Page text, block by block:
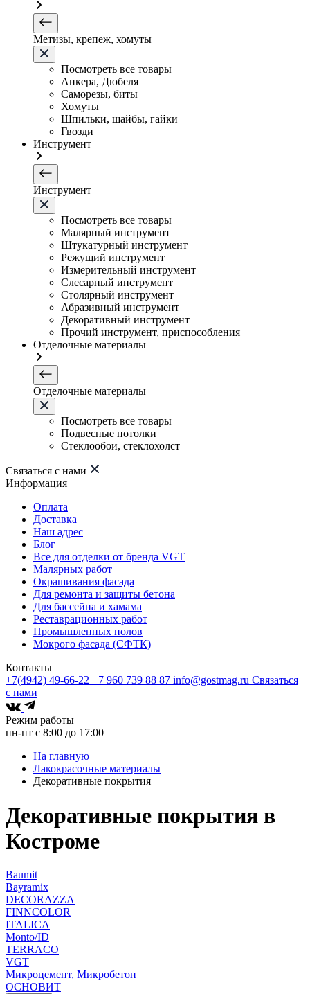
Метизы, крепеж, хомуты
Посмотреть все товары
Анкера, Дюбеля
Саморезы, биты
Хомуты
Шпильки, шайбы, гайки
Гвозди
Инструмент
Инструмент
Посмотреть все товары
Малярный инструмент
Штукатурный инструмент
Режущий инструмент
Измерительный инструмент
Слесарный инструмент
Столярный инструмент
Абразивный инструмент
Декоративный инструмент
Прочий инструмент, приспособления
Отделочные материалы
Отделочные материалы
Посмотреть все товары
Подвесные потолки
Стеклообои, стеклохолст
Связаться с нами
Информация
Оплата
Доставка
Наш адрес
Блог
Все для отделки от бренда VGT
Малярных работ
Окрашивания фасада
Для ремонта и защиты бетона
Для бассейна и хамама
Реставрационных работ
Промышленных полов
Мокрого фасада (СФТК)
Контакты
+7(4942) 49-66-22 +7 960 739 88 87 info@gostmag.ru Связаться
с нами
Режим работы
пн-пт с 8:00 до 17:00
На главную
Лакокрасочные материалы
Декоративные покрытия
Декоративные покрытия в
Костроме
Baumit
Bayramix
DECORAZZA
FINNCOLOR
ITALICA
Monto/ID
TERRACO
VGT
Микроцемент, Микробетон
ОСНОВИТ